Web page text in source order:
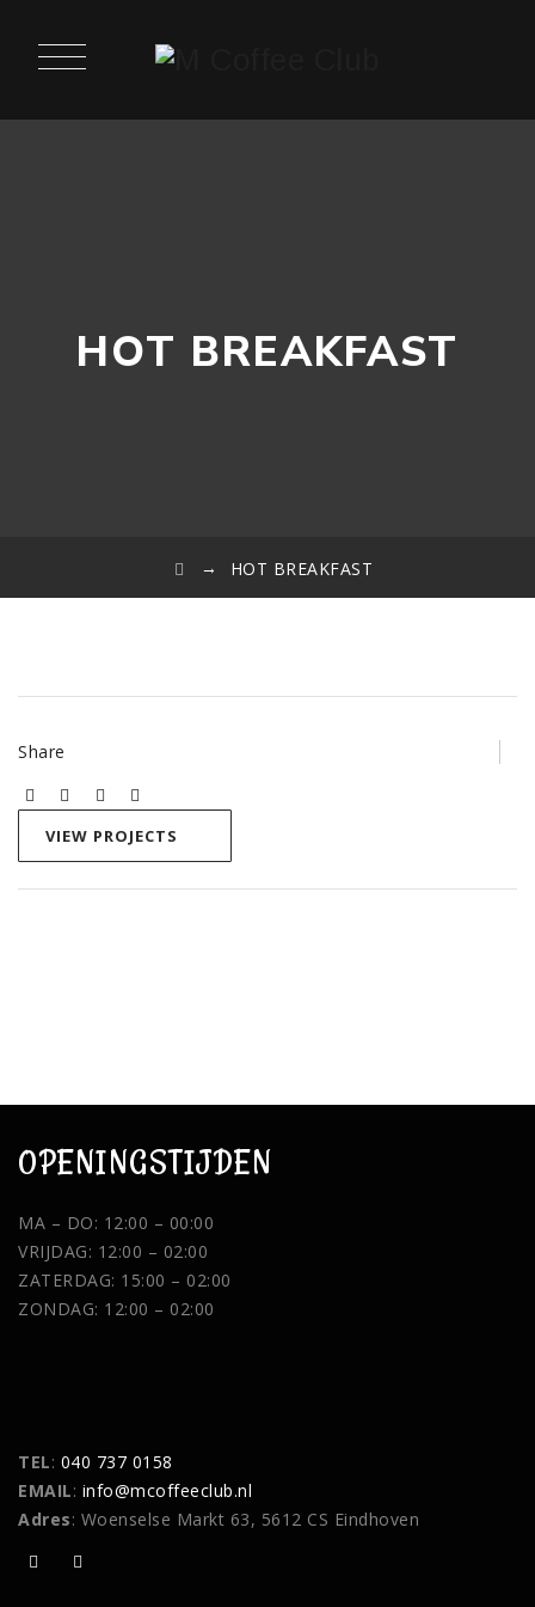
HOT BREAKFAST
→ HOT BREAKFAST
Share
VIEW PROJECTS
OPENINGSTIJDEN
MA – DO: 12:00 – 00:00
VRIJDAG: 12:00 – 02:00
ZATERDAG: 15:00 – 02:00
ZONDAG: 12:00 – 02:00
TEL: 040 737 0158
EMAIL: info@mcoffeeclub.nl
Adres: Woenselse Markt 63, 5612 CS Eindhoven